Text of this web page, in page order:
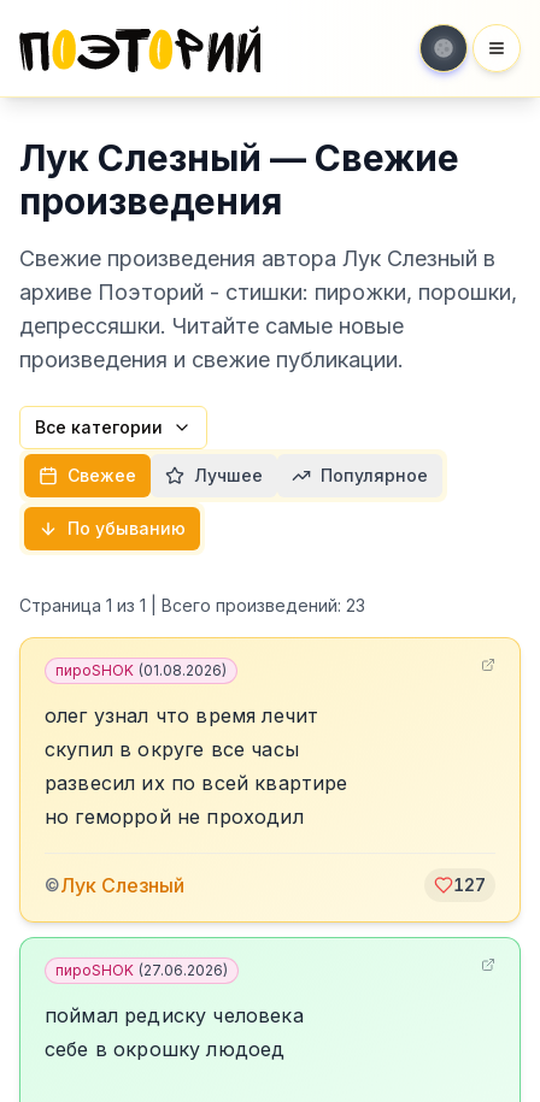
Лук Слезный — Свежие
произведения
Свежие произведения автора Лук Слезный в
архиве Поэторий - стишки: пирожки, порошки,
депрессяшки. Читайте самые новые
произведения и свежие публикации.
Все категории
Свежее Лучшее Популярное
По убыванию
Страница 1 из 1 | Всего произведений: 23
пироSHOK (01.08.2026)
олег узнал что время лечит
скупил в округе все часы
развесил их по всей квартире
но геморрой не проходил
©Лук Слезный 127
пироSHOK (27.06.2026)
поймал редиску человека
себе в окрошку людоед